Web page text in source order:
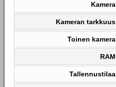
Kamera
Kameran tarkkuus
Toinen kamera
RAM
Tallennustilaa